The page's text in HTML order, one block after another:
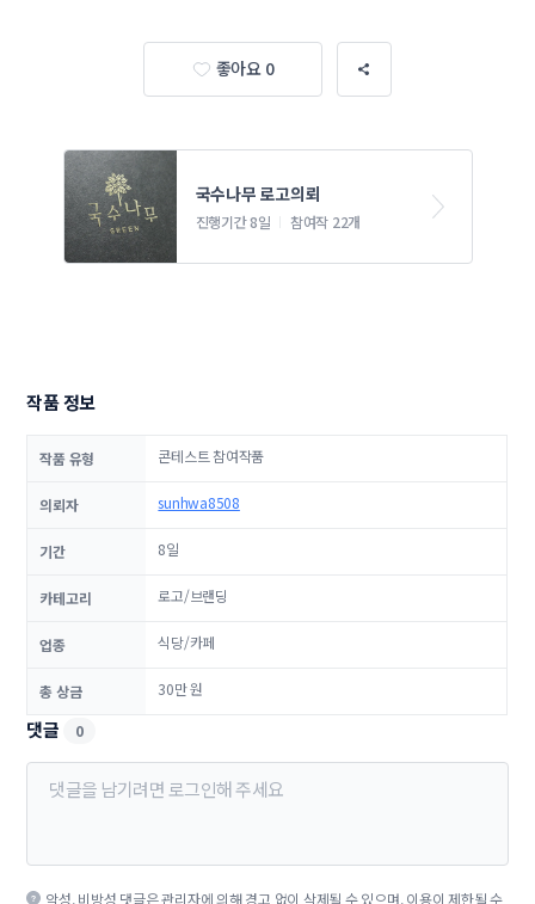
좋아요 0
진행기간 8일 참여작 22개
작품 정보
작품 유형 콘테스트 참여작품
의뢰자 sunhwa8508
기간 8일
카테고리 로고/브랜딩
업종 식당/카페
총 상금 30만 원
댓글 0
악성, 비방성 댓글은 관리자에 의해 경고 없이 삭제될 수 있으며, 이용이 제한될 수